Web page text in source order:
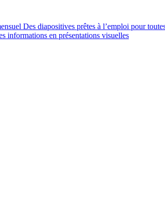
Des diapositives prêtes à l’emploi pour
informations en présentations visuelles